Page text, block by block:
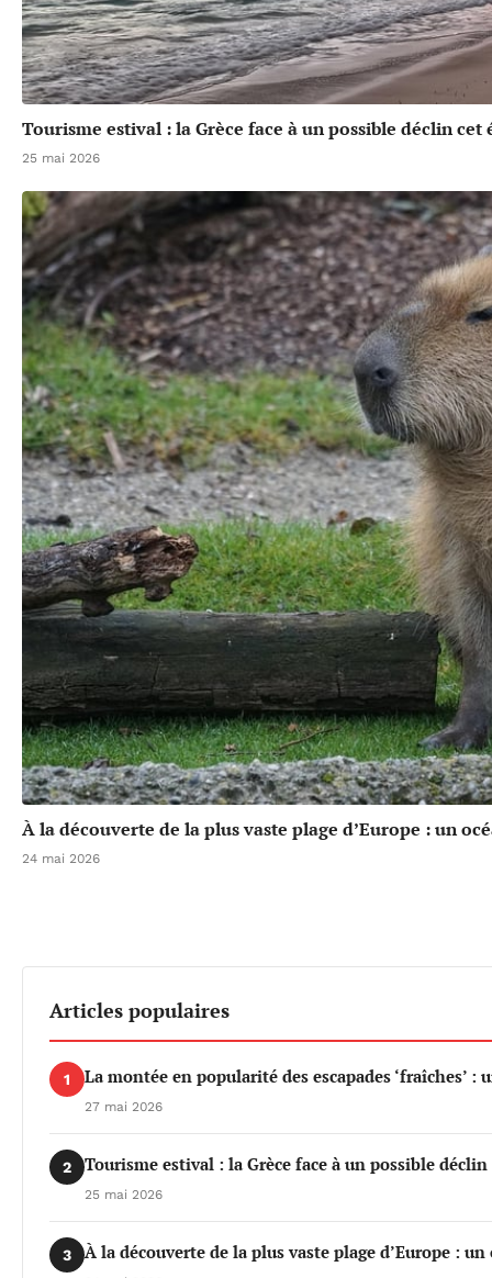
Tourisme estival : la Grèce face à un possible déclin cet
25 mai 2026
À la découverte de la plus vaste plage d’Europe : un
24 mai 2026
Articles populaires
1 La montée en popularité des escapades ‘fraîches’
27 mai 2026
2 Tourisme estival : la Grèce face à un possible déclin
25 mai 2026
3 À la découverte de la plus vaste plage d’Europe :